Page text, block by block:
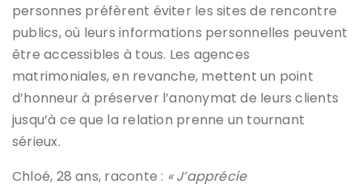
personnes préfèrent éviter les sites de rencontre
publics, où leurs informations personnelles peuvent
être accessibles à tous. Les agences
matrimoniales, en revanche, mettent un point
d’honneur à préserver l’anonymat de leurs clients
jusqu’à ce que la relation prenne un tournant
sérieux.
Chloé, 28 ans, raconte : « J’apprécie